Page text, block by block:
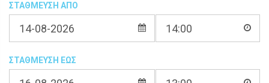
ΣΤΑΘΜΕΥΣΗ ΑΠΟ
ΣΤΑΘΜΕΥΣΗ ΕΩΣ